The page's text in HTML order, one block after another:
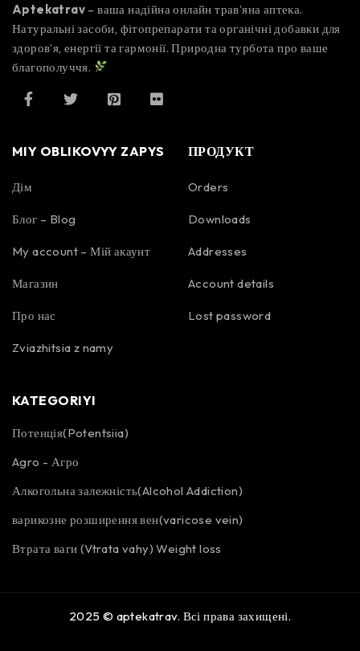
Aptekatrav – ваша надійна онлайн трав’яна аптека.
Натуральні засоби, фітопрепарати та органічні добавки для
здоров’я, енергії та гармонії. Природна турбота про ваше
благополуччя.
MIY OBLIKOVYY ZAPYS
Дім
Блог – Blog
My account – Мій акаунт
Магазин
Про нас
Zviazhitsia z namy
ПРОДУКТ
Orders
Downloads
Addresses
Account details
Lost password
KATEGORIYI
Потенція(Potentsiia)
Agro - Агро
Алкогольна залежність(Alcohol Addiction)
варикозне розширення вен(varicose vein)
Втрата ваги (Vtrata vahy) Weight loss
2025 © aptekatrav. Всі права захищені.